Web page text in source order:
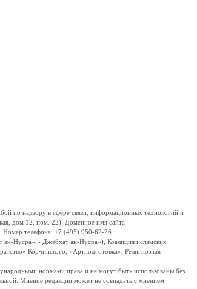
по надзору в сфере связи, информационных технологий и
дом 12, пом. 22). Доменное имя сайта
Номер телефона: +7 (495) 950-62-26
Нусра», «Джебхат ан-Нусра»), Коалиция исламских
Корчинского, «Артподготовка», Религиозная
нормами права и не могут быть использованы без
Мнение редакции может не совпадать с мнением